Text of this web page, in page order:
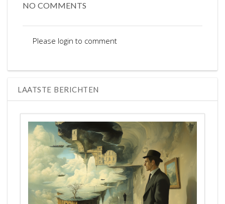
NO COMMENTS
Please login to comment
LAATSTE BERICHTEN